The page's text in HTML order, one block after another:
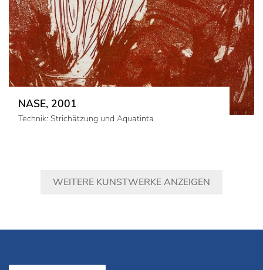
NASE, 2001
Technik: Strichätzung und Aquatinta
WEITERE KUNSTWERKE ANZEIGEN